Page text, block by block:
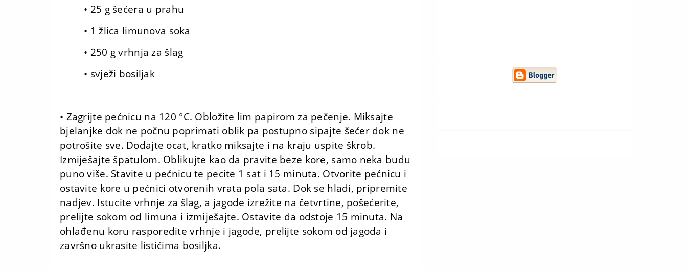
• 25 g šećera u prahu
• 1 žlica limunova soka
• 250 g vrhnja za šlag
• svježi bosiljak
• Zagrijte pećnicu na 120 °C. Obložite lim papirom za pečenje. Miksajte
bjelanjke dok ne počnu poprimati oblik pa postupno sipajte šećer dok ne
potrošite sve. Dodajte ocat, kratko miksajte i na kraju uspite škrob.
Izmiješajte špatulom. Oblikujte kao da pravite beze kore, samo neka budu
puno više. Stavite u pećnicu te pecite 1 sat i 15 minuta. Otvorite pećnicu i
ostavite kore u pećnici otvorenih vrata pola sata. Dok se hladi, pripremite
nadjev. Istucite vrhnje za šlag, a jagode izrežite na četvrtine, pošećerite,
prelijte sokom od limuna i izmiješajte. Ostavite da odstoje 15 minuta. Na
ohlađenu koru rasporedite vrhnje i jagode, prelijte sokom od jagoda i
završno ukrasite listićima bosiljka.